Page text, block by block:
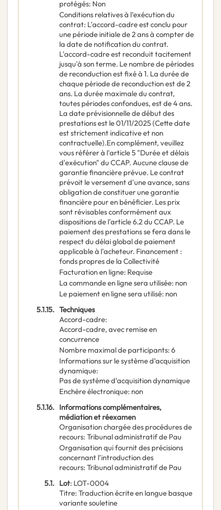
protégés: Non
Conditions relatives à l’exécution du
contrat: L'accord-cadre est conclu pour
une période initiale de 2 ans à compter de
la date de notification du contrat.
L'accord-cadre est reconduit tacitement
jusqu'à son terme. Le nombre de périodes
de reconduction est fixé à 1. La durée de
chaque période de reconduction est de 2
ans. La durée maximale du contrat,
toutes périodes confondues, est de 4 ans.
La date prévisionnelle de début des
prestations est le 01/11/2025 (Cette date
est strictement indicative et non
contractuelle).En complément, veuillez
vous référer à l'article 5 "Durée et délais
d'exécution" du CCAP. Aucune clause de
garantie financière prévue. Le contrat
prévoit le versement d'une avance, sans
obligation de constituer une garantie
financière pour en bénéficier. Les prix
sont révisables conformément aux
dispositions de l'article 6.2 du CCAP. Le
paiement des prestations se fera dans le
respect du délai global de paiement
applicable à l'acheteur. Financement :
fonds propres de la Collectivité
Facturation en ligne: Requise
La commande en ligne sera utilisée: non
Le paiement en ligne sera utilisé: non
5.1.15. Techniques
Accord-cadre:
Accord-cadre, avec remise en
concurrence
Nombre maximal de participants: 6
Informations sur le système d’acquisition
dynamique:
Pas de système d’acquisition dynamique
Enchère électronique: non
5.1.16. Informations complémentaires,
médiation et réexamen
Organisation chargée des procédures de
recours: Tribunal administratif de Pau
Organisation qui fournit des précisions
concernant l’introduction des
recours: Tribunal administratif de Pau
5.1. Lot: LOT-0004
Titre: Traduction écrite en langue basque
variante souletine